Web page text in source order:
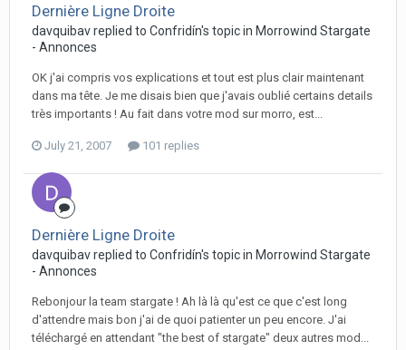
Dernière Ligne Droite
davquibav replied to Confridín's topic in Morrowind Stargate
- Annonces
OK j'ai compris vos explications et tout est plus clair maintenant
dans ma tête. Je me disais bien que j'avais oublié certains details
très importants ! Au fait dans votre mod sur morro, est...
July 21, 2007 101 replies
Dernière Ligne Droite
davquibav replied to Confridín's topic in Morrowind Stargate
- Annonces
Rebonjour la team stargate ! Ah là là qu'est ce que c'est long
d'attendre mais bon j'ai de quoi patienter un peu encore. J'ai
téléchargé en attendant "the best of stargate" deux autres mod...